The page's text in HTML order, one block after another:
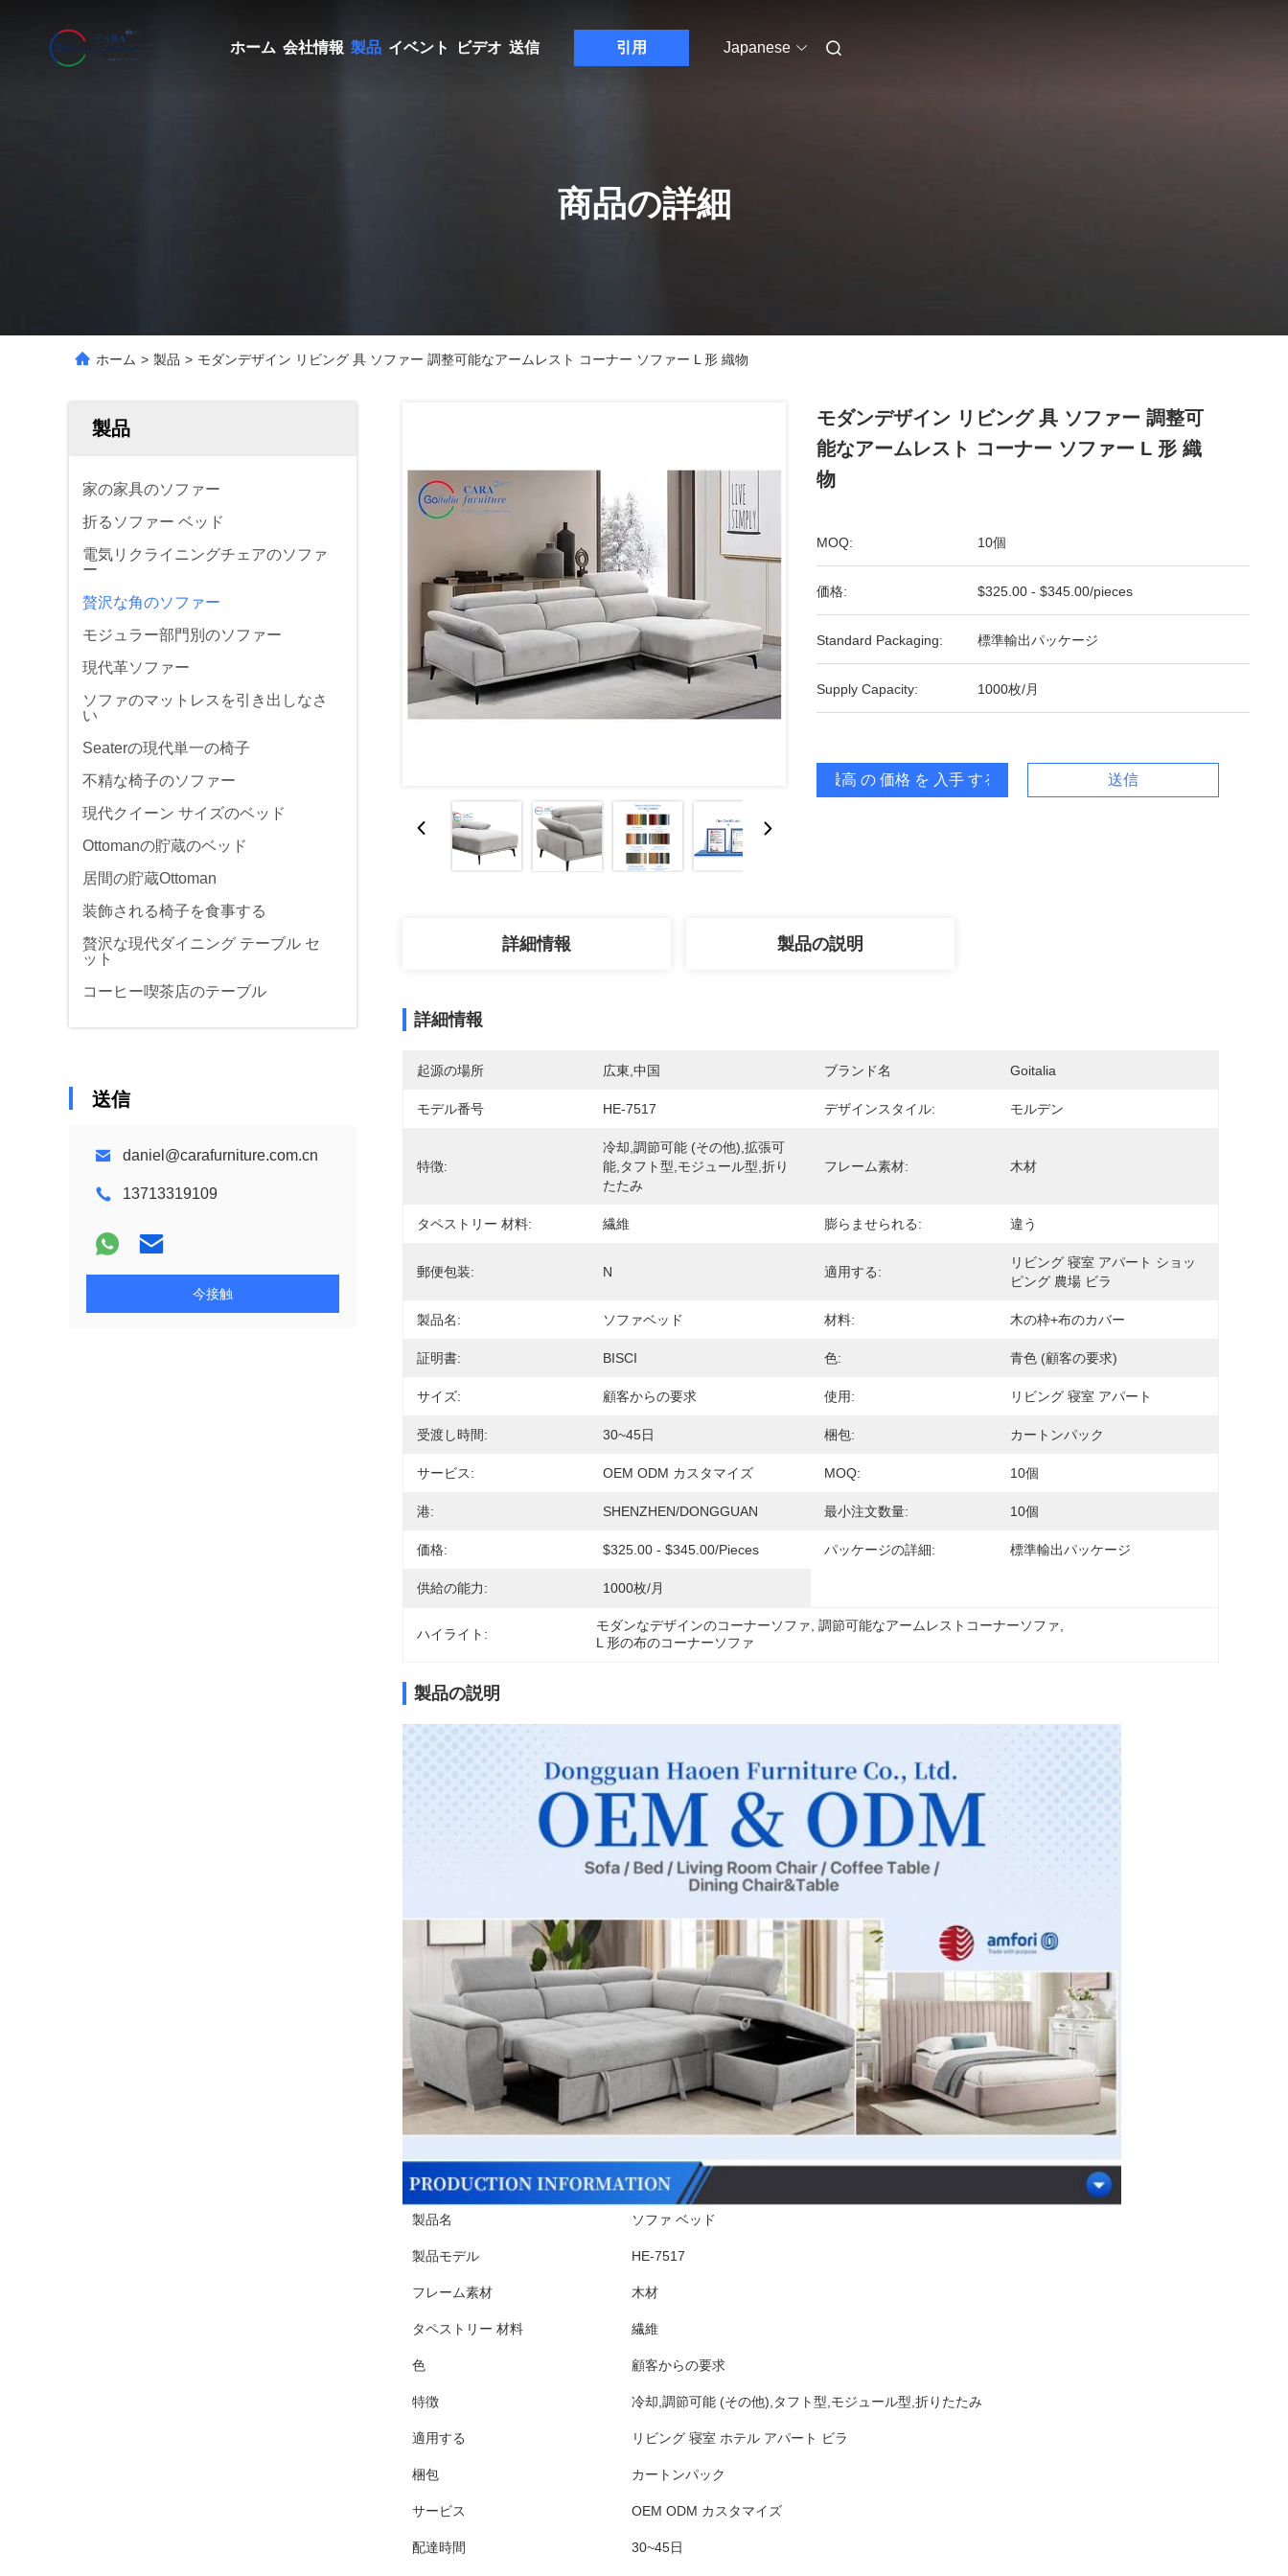
ホーム 会社情報 製品 イベント ビデオ 送信 引用 Japanese
商品の詳細
ホーム > 製品 > モダンデザイン リビング 具 ソファー 調整可能なアームレスト コーナー ソファー L 形 織物
製品
家の家具のソファー
折るソファー ベッド
電気リクライニングチェアのソファ
ー
贅沢な角のソファー
モジュラー部門別のソファー
現代革ソファー
ソファのマットレスを引き出しなさ
い
Seaterの現代単一の椅子
不精な椅子のソファー
現代クイーン サイズのベッド
Ottomanの貯蔵のベッド
居間の貯蔵Ottoman
装飾される椅子を食事する
贅沢な現代ダイニング テーブル セ
ット
コーヒー喫茶店のテーブル
送信
daniel@carafurniture.com.cn
13713319109
今接触
モダンデザイン リビング 具 ソファー 調整可
能なアームレスト コーナー ソファー L 形 織
物
MOQ: 10個
価格: $325.00 - $345.00/pieces
Standard Packaging: 標準輸出パッケージ
Supply Capacity: 1000枚/月
最高 の 価格 を 入手 する 送信
詳細情報 製品の説明
詳細情報
起源の場所 広東,中国 ブランド名 Goitalia
モデル番号 HE-7517 デザインスタイル: モルデン
特徴:
冷却,調節可能 (その他),拡張可
能,タフト型,モジュール型,折り
たたみ
フレーム素材: 木材
タペストリー 材料: 繊維 膨らませられる: 違う
郵便包装: N 適用する:
リビング 寝室 アパート ショッ
ピング 農場 ビラ
製品名: ソファベッド 材料: 木の枠+布のカバー
証明書: BISCI 色: 青色 (顧客の要求)
サイズ: 顧客からの要求 使用: リビング 寝室 アパート
受渡し時間: 30~45日 梱包: カートンパック
サービス: OEM ODM カスタマイズ MOQ: 10個
港: SHENZHEN/DONGGUAN 最小注文数量: 10個
価格: $325.00 - $345.00/pieces パッケージの詳細: 標準輸出パッケージ
供給の能力: 1000枚/月
ハイライト:
モダンなデザインのコーナーソファ , 調節可能なアームレストコーナーソファ
L 形の布のコーナーソファ
製品の説明
製品名 ソファ ベッド
製品モデル HE-7517
フレーム素材 木材
タペストリー 材料 繊維
色 顧客からの要求
特徴 冷却,調節可能 (その他),タフト型,モジュール型,折りたたみ
適用する リビング 寝室 ホテル アパート ビラ
梱包 カートンパック
サービス OEM ODM カスタマイズ
配達時間 30~45日